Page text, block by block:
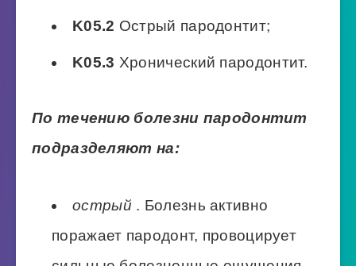
K05.2 Острый пародонтит;
K05.3 Хронический пародонтит.
По течению болезни пародонтит
подразделяют на:
острый . Болезнь активно
поражает пародонт, провоцирует